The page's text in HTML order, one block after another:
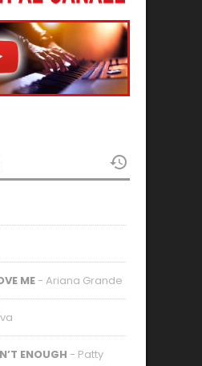
ME - Ariana Grande
ENOUGH - Patty